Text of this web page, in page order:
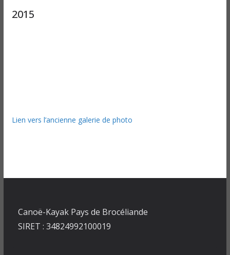
2015
Lien vers l’ancienne galerie de photo
Canoë-Kayak Pays de Brocéliande
SIRET : 34824992100019